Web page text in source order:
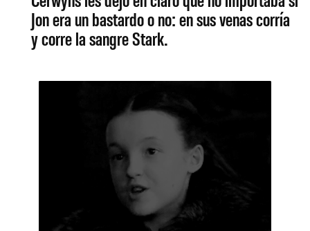
Jon era un bastardo o no: en sus venas corría
y corre la sangre Stark.